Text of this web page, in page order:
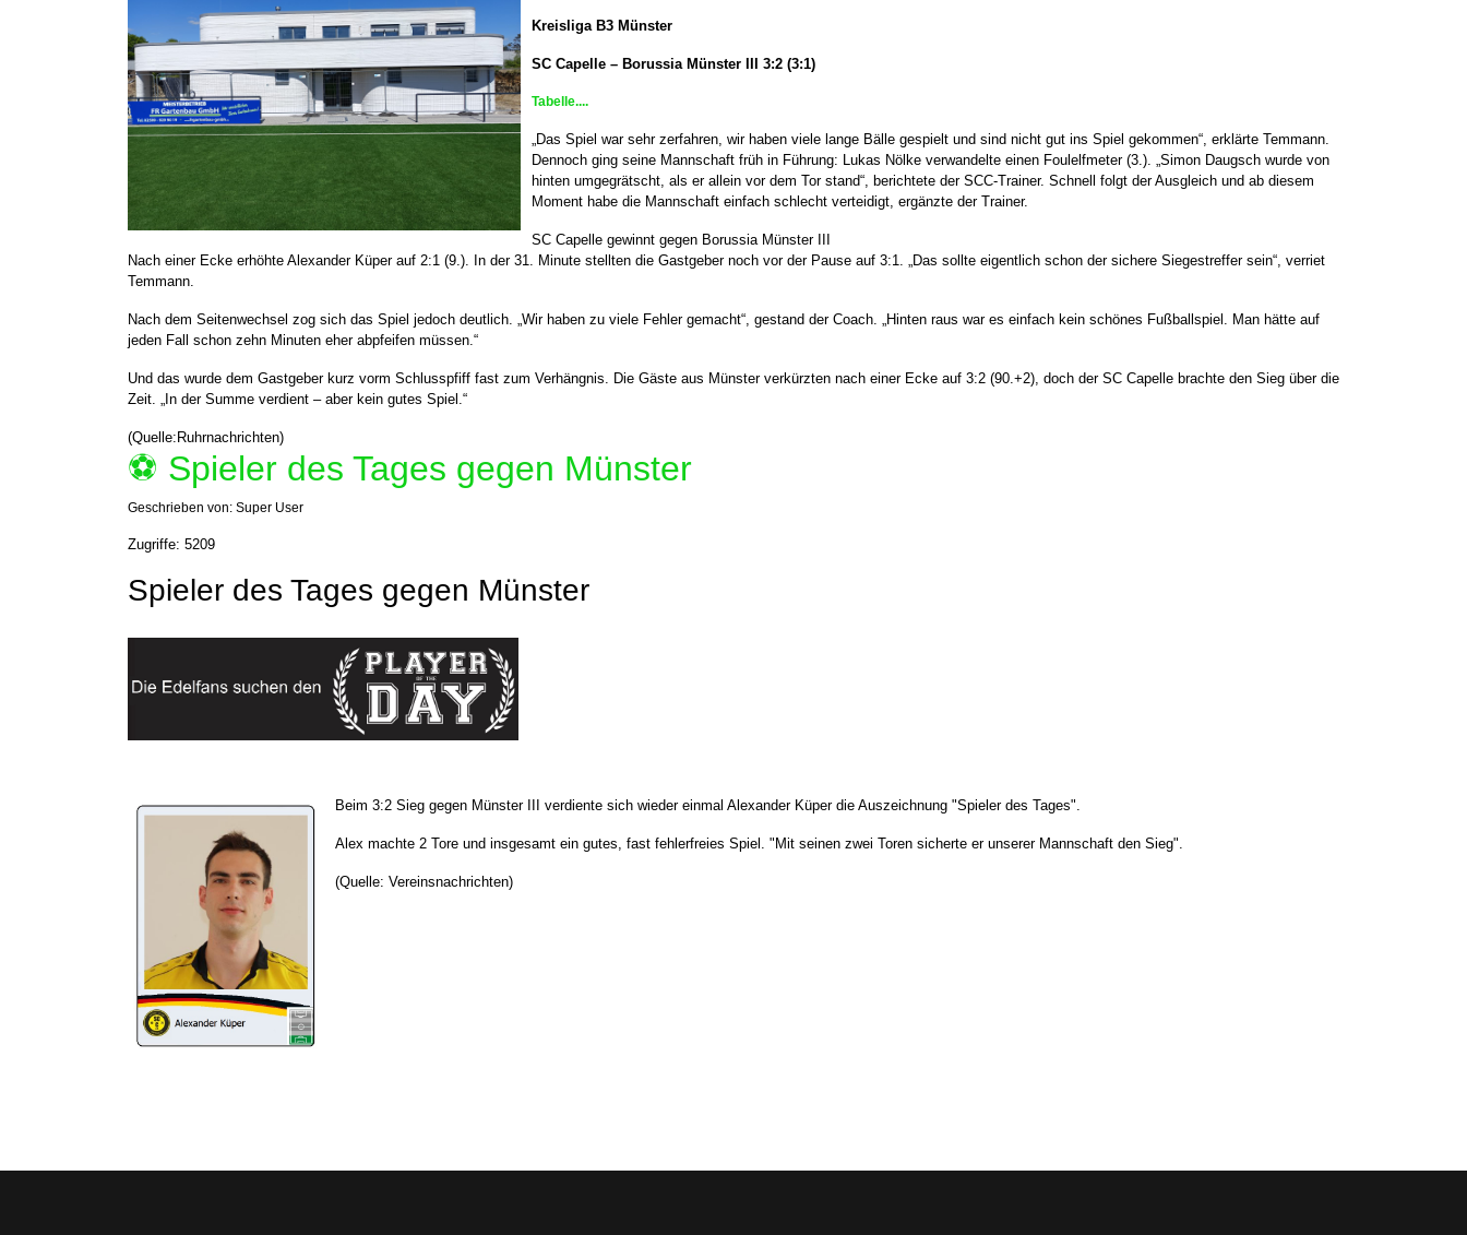
Kreisliga B3 Münster
SC Capelle – Borussia Münster III 3:2 (3:1)
Tabelle....
„Das Spiel war sehr zerfahren, wir haben viele lange Bälle gespielt und sind nicht gut ins Spiel gekommen“, erklärte Temmann.
Dennoch ging seine Mannschaft früh in Führung: Lukas Nölke verwandelte einen Foulelfmeter (3.). „Simon Daugsch wurde von
hinten umgegrätscht, als er allein vor dem Tor stand“, berichtete der SCC-Trainer. Schnell folgt der Ausgleich und ab diesem
Moment habe die Mannschaft einfach schlecht verteidigt, ergänzte der Trainer.
SC Capelle gewinnt gegen Borussia Münster III
Nach einer Ecke erhöhte Alexander Küper auf 2:1 (9.). In der 31. Minute stellten die Gastgeber noch vor der Pause auf 3:1. „Das sollte eigentlich schon der sichere Siegestreffer sein“, verriet
Temmann.
Nach dem Seitenwechsel zog sich das Spiel jedoch deutlich. „Wir haben zu viele Fehler gemacht“, gestand der Coach. „Hinten raus war es einfach kein schönes Fußballspiel. Man hätte auf
jeden Fall schon zehn Minuten eher abpfeifen müssen.“
Und das wurde dem Gastgeber kurz vorm Schlusspfiff fast zum Verhängnis. Die Gäste aus Münster verkürzten nach einer Ecke auf 3:2 (90.+2), doch der SC Capelle brachte den Sieg über die
Zeit. „In der Summe verdient – aber kein gutes Spiel.“
(Quelle:Ruhrnachrichten)
⚽️ Spieler des Tages gegen Münster
Geschrieben von: Super User
Zugriffe: 5209
Spieler des Tages gegen Münster
Beim 3:2 Sieg gegen Münster III verdiente sich wieder einmal Alexander Küper die Auszeichnung "Spieler des Tages".
Alex machte 2 Tore und insgesamt ein gutes, fast fehlerfreies Spiel. "Mit seinen zwei Toren sicherte er unserer Mannschaft den Sieg".
(Quelle: Vereinsnachrichten)